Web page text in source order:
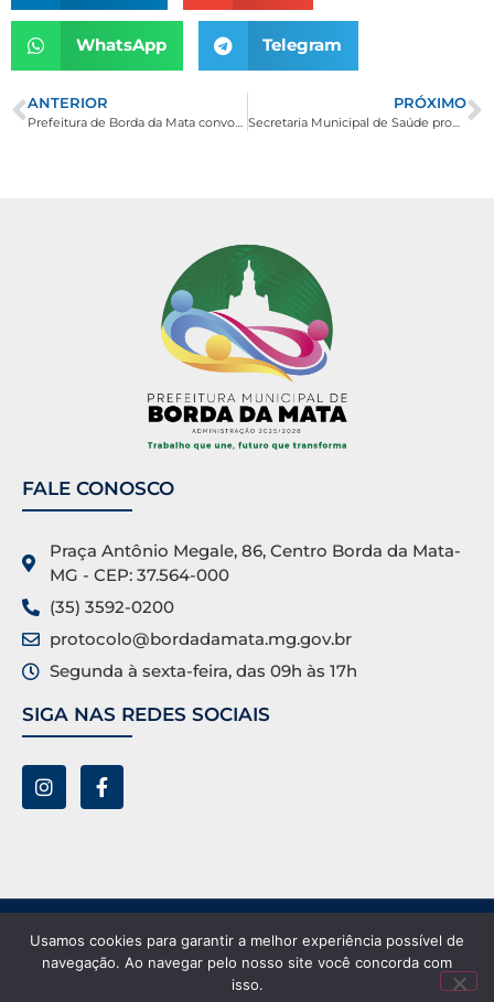
WhatsApp Telegram
ANTERIOR PRÓXIMO
Secretaria Municipal de Saúde promove Semana Odontológica nas escolas
FALE CONOSCO
Praça Antônio Megale, 86, Centro Borda da Mata-
MG - CEP: 37.564-000
(35) 3592-0200
protocolo@bordadamata.mg.gov.br
Segunda à sexta-feira, das 09h às 17h
SIGA NAS REDES SOCIAIS
Prefeitura Municipal de Borda da Mata ©. Todos os
direitos reservados.
Usamos cookies para garantir a melhor experiência possível de
navegação. Ao navegar pelo nosso site você concorda com
isso.